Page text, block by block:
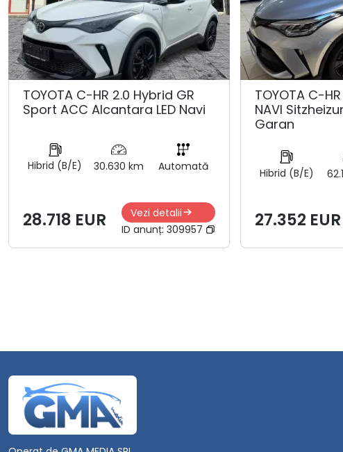
TOYOTA C-HR 2.0 Hybrid GR
Sport ACC Alcantara LED Navi
Hibrid (B/E) 30.630 km Automată
28.718 EUR
Vezi detalii
ID anunț: 309957
TOYOTA C-
NAVI
Garan
Hibrid (B/E)
27.352 EUR